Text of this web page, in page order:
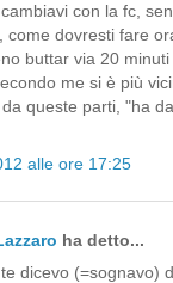
con la fc,
come dovresti fare
buttar via 20
me si è più
queste parti, "ha
alle ore 17:25
ha detto...
dicevo (=sognavo)